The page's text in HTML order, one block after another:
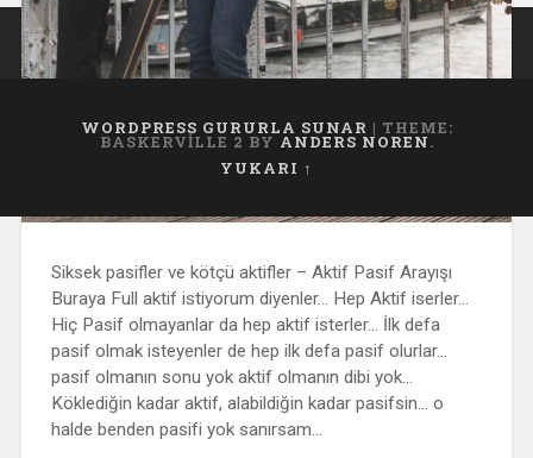
Siksek pasifler ve kötçü aktifler – Aktif Pasif Arayışı
Buraya Full aktif istiyorum diyenler… Hep Aktif iserler…
Hiç Pasif olmayanlar da hep aktif isterler… İlk defa
pasif olmak isteyenler de hep ilk defa pasif olurlar…
pasif olmanın sonu yok aktif olmanın dibi yok…
Köklediğin kadar aktif, alabildiğin kadar pasifsin… o
halde benden pasifi yok sanırsam…
WORDPRESS GURURLA SUNAR | THEME:
BASKERVILLE 2 BY ANDERS NOREN.
YUKARI ↑